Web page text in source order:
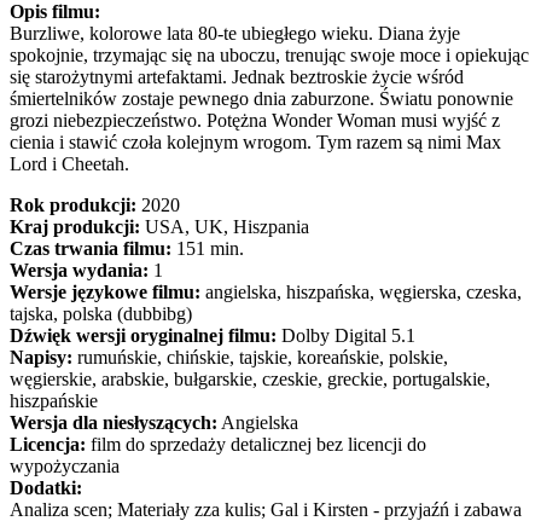
Opis filmu:
Burzliwe, kolorowe lata 80-te ubiegłego wieku. Diana żyje
spokojnie, trzymając się na uboczu, trenując swoje moce i opiekując
się starożytnymi artefaktami. Jednak beztroskie życie wśród
śmiertelników zostaje pewnego dnia zaburzone. Światu ponownie
grozi niebezpieczeństwo. Potężna Wonder Woman musi wyjść z
cienia i stawić czoła kolejnym wrogom. Tym razem są nimi Max
Lord i Cheetah.
Rok produkcji: 2020
Kraj produkcji: USA, UK, Hiszpania
Czas trwania filmu: 151 min.
Wersja wydania: 1
Wersje językowe filmu: angielska, hiszpańska, węgierska, czeska,
tajska, polska (dubbibg)
Dźwięk wersji oryginalnej filmu: Dolby Digital 5.1
Napisy: rumuńskie, chińskie, tajskie, koreańskie, polskie,
węgierskie, arabskie, bułgarskie, czeskie, greckie, portugalskie,
hiszpańskie
Wersja dla niesłyszących: Angielska
Licencja: film do sprzedaży detalicznej bez licencji do
wypożyczania
Dodatki:
Analiza scen; Materiały zza kulis; Gal i Kirsten - przyjaźń i zabawa